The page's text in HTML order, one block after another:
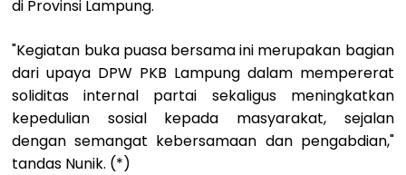
di Provinsi Lampung.
"Kegiatan buka puasa bersama ini merupakan bagian
dari upaya DPW PKB Lampung dalam mempererat
soliditas internal partai sekaligus meningkatkan
kepedulian sosial kepada masyarakat, sejalan
dengan semangat kebersamaan dan pengabdian,"
tandas Nunik. (*)